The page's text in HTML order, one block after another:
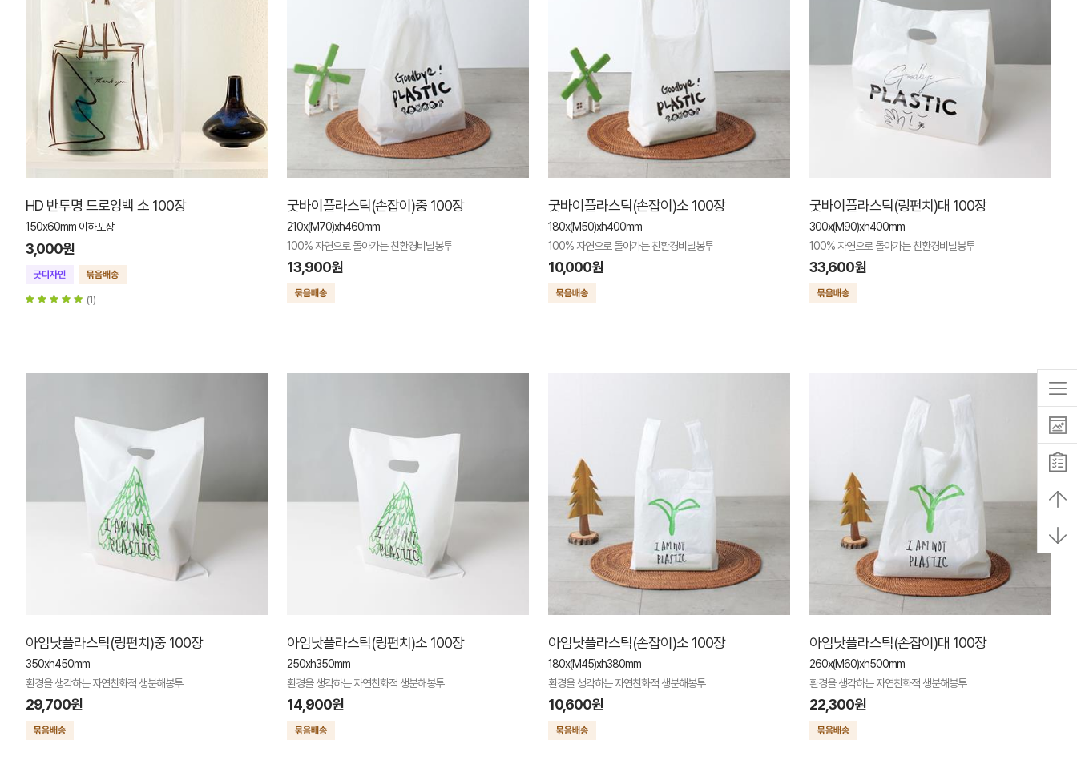
HD 반투명 드로잉백 소 100장
150x60mm 이하포장
3,000원
(1)
굿바이플라스틱(손잡이)중 100장
210x(M70)xh460mm
100% 자연으로 돌아가는 친환경비닐봉투
13,900원
굿바이플라스틱(손잡이)소 100장
180x(M50)xh400mm
100% 자연으로 돌아가는 친환경비닐봉투
10,000원
굿바이플라스틱(링펀치)대 100장
300x(M90)xh400mm
100% 자연으로 돌아가는 친환경비닐봉투
33,600원
아임낫플라스틱(링펀치)중 100장
350xh450mm
환경을 생각하는 자연친화적 생분해봉투
29,700원
아임낫플라스틱(링펀치)소 100장
250xh350mm
환경을 생각하는 자연친화적 생분해봉투
14,900원
아임낫플라스틱(손잡이)소 100장
180x(M45)xh380mm
환경을 생각하는 자연친화적 생분해봉투
10,600원
아임낫플라스틱(손잡이)대 100장
260x(M60)xh500mm
환경을 생각하는 자연친화적 생분해봉투
22,300원